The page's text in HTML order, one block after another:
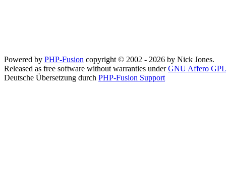
Powered by PHP-Fusion copyright © 2002 - 2026 by Nick Jones.
Released as free software without warranties underGNU Affero GPL
Deutsche Übersetzung durch PHP-Fusion Support